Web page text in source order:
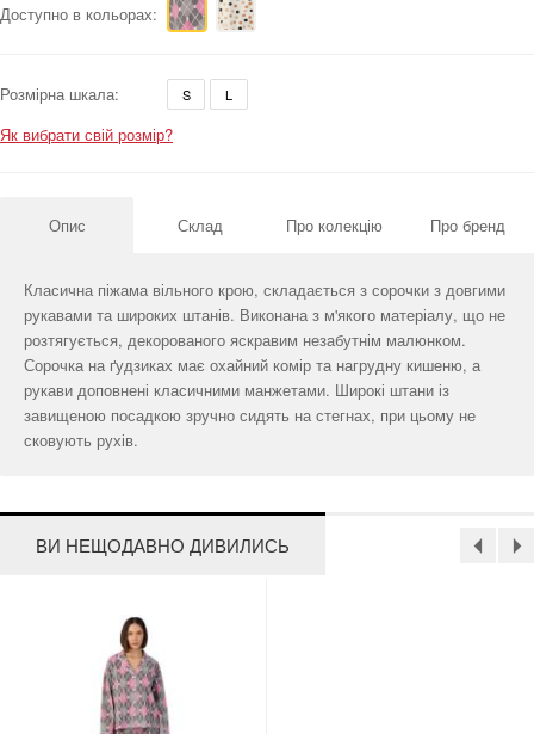
Доступно в кольорах:
Розмірна шкала: S L
Як вибрати свій розмір?
Опис Склад Про колекцію Про бренд
Класична піжама вільного крою, складається з сорочки з довгими
рукавами та широких штанів. Виконана з м'якого матеріалу, що не
розтягується, декорованого яскравим незабутнім малюнком.
Сорочка на ґудзиках має охайний комір та нагрудну кишеню, а
рукави доповнені класичними манжетами. Широкі штани із
завищеною посадкою зручно сидять на стегнах, при цьому не
сковують рухів.
ВИ НЕЩОДАВНО ДИВИЛИСЬ